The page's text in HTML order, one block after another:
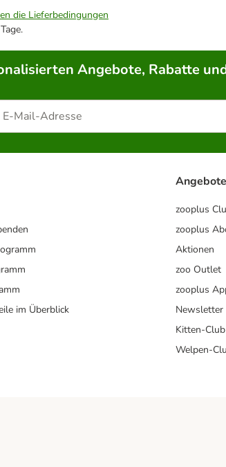
die Lieferbedingungen
Angebote, Rabatte
im Überblick
zooplus
zooplus
Aktionen
zoo Outlet
zooplus
Newsletter
Kitten-Club
Welpen-